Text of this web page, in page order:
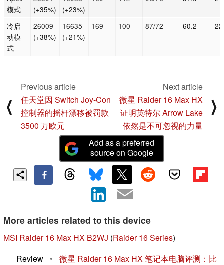
模式
(+35%)
(+23%)
冷启
动模
式
26009
(+38%)
16635
(+21%)
169 100 87/72 60.2
⟨
Previous article
任天堂因 Switch Joy-Con
控制器的摇杆漂移被罚款
3500 万欧元
Next article
微星 Raider 16 Max HX
证明英特尔 Arrow Lake
依然是不可忽视的力量
⟩
Add as a preferred
source on Google
More articles related to this device
MSI Raider 16 Max HX B2WJ (Raider 16 Series)
Review
•
微星 Raider 16 Max HX 笔记本电脑评测：比